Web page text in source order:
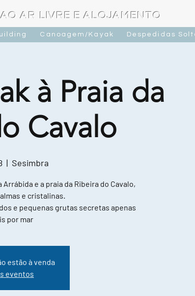
AR LIVRE E ALOJAMENTO
Canoagem/Kayak Despedidas
à Praia da
Cavalo
  |
Sesimbra
e a praia da Ribeira do Cavalo,
e cristalinas.
e pequenas grutas secretas apenas
por mar
estão à venda
eventos